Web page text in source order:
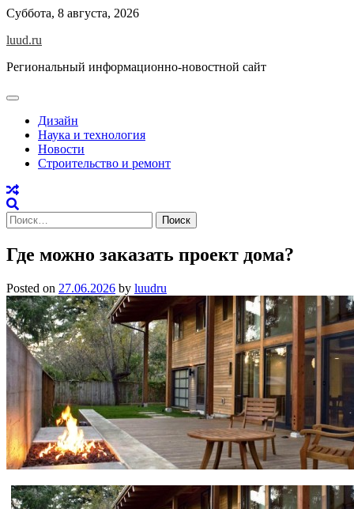
Skip
content
Суббота, 8 августа, 2026
luud.ru
Региональный информационно-новостной сайт
Дизайн
Наука и технология
Новости
Строительство и ремонт
Найти:
Где можно заказать проект дома?
Posted on 27.06.2026 by luudru